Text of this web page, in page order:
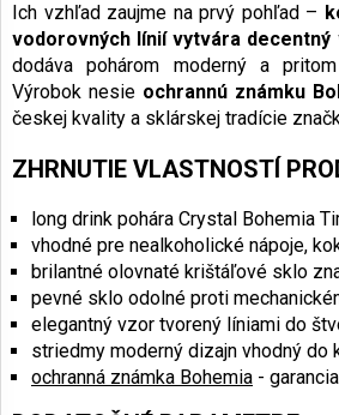
Ich vzhľad zaujme na prvý pohľad –
vodorovných línií vytvára
dodáva pohárom moderný a
Výrobok nesie ochrannú známku
českej kvality a sklárskej tradície
ZHRNUTIE VLASTNOSTÍ
long drink pohára Crystal Bohemia
vhodné pre nealkoholické nápoje,
brilantné olovnaté krištáľové sklo
pevné sklo odolné proti
elegantný vzor tvorený líniami do
striedmy moderný dizajn vhodný do
ochranná známka Bohemia -